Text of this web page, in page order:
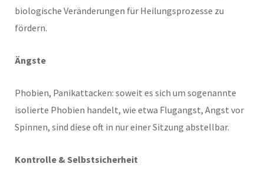
biologische Veränderungen für Heilungsprozesse zu
fördern.
Ängste
Phobien, Panikattacken: soweit es sich um sogenannte
isolierte Phobien handelt, wie etwa Flugangst, Angst vor
Spinnen, sind diese oft in nur einer Sitzung abstellbar.
Kontrolle & Selbstsicherheit